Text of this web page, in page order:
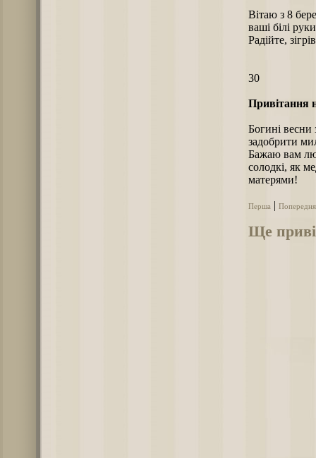
Вітаю з 8
ваші білі
Радійте,
30
Привітання
Богині весни
задобрити
Бажаю вам
солодкі, як
матерями!
Перша Попередня
Ще